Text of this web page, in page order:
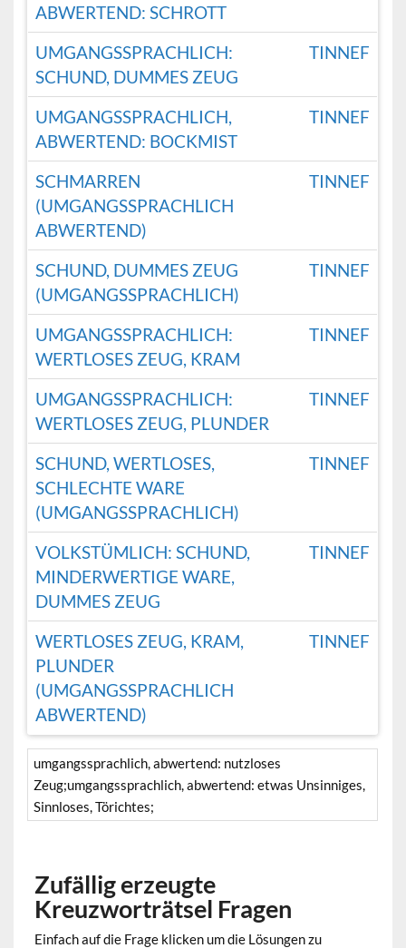
ABWERTEND: SCHROTT
UMGANGSSPRACHLICH:
SCHUND, DUMMES ZEUG
TINNEF
UMGANGSSPRACHLICH,
ABWERTEND: BOCKMIST
TINNEF
SCHMARREN
(UMGANGSSPRACHLICH
ABWERTEND)
TINNEF
SCHUND, DUMMES ZEUG
(UMGANGSSPRACHLICH)
TINNEF
UMGANGSSPRACHLICH:
WERTLOSES ZEUG, KRAM
TINNEF
UMGANGSSPRACHLICH:
WERTLOSES ZEUG, PLUNDER
TINNEF
SCHUND, WERTLOSES,
SCHLECHTE WARE
(UMGANGSSPRACHLICH)
TINNEF
VOLKSTÜMLICH: SCHUND,
MINDERWERTIGE WARE,
DUMMES ZEUG
TINNEF
WERTLOSES ZEUG, KRAM,
PLUNDER
(UMGANGSSPRACHLICH
ABWERTEND)
TINNEF
umgangssprachlich, abwertend: nutzloses
Zeug;umgangssprachlich, abwertend: etwas Unsinniges,
Sinnloses, Törichtes;
Zufällig erzeugte
Kreuzworträtsel Fragen
Einfach auf die Frage klicken um die Lösungen zu